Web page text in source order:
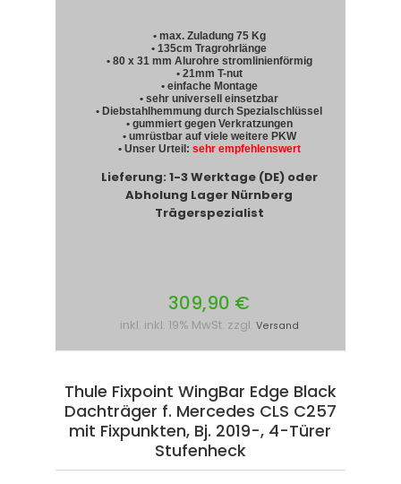
• max. Zuladung 75 Kg
• 135cm Tragrohrlänge
• 80 x 31 mm Alurohre stromlinienförmig
• 21mm T-nut
• einfache Montage
• sehr universell einsetzbar
• Diebstahlhemmung durch Spezialschlüssel
• gummiert gegen Verkratzungen
• umrüstbar auf viele weitere PKW
• Unser Urteil: sehr empfehlenswert
Lieferung: 1-3 Werktage (DE) oder
Abholung Lager Nürnberg
Trägerspezialist
309,90 €
inkl. inkl. 19% MwSt. zzgl. Versand
Thule Fixpoint WingBar Edge Black
Dachträger f. Mercedes CLS C257
mit Fixpunkten, Bj. 2019-, 4-Türer
Stufenheck